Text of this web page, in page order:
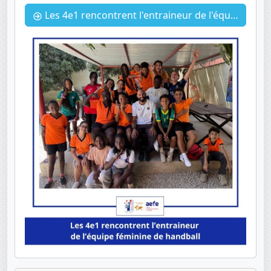
Les 4e1 rencontrent l'entraineur de l'équipe féminine de handball